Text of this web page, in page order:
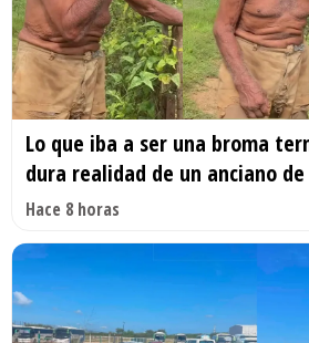
Lo que iba a ser una broma
dura realidad de un anciano
Hace 8 horas